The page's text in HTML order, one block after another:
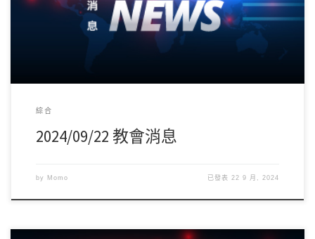
綜合
2024/09/22 教會消息
by Momo 已發表 22 9 月, 2024